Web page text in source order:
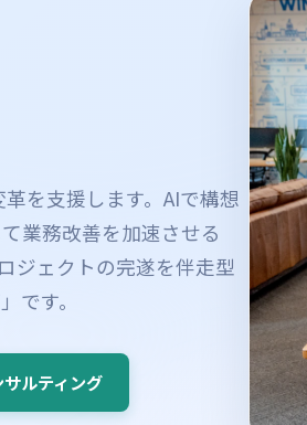
を支援します。AIで構想
業務改善を加速させる
ジェクトの完遂を伴走型
です。
ルティング